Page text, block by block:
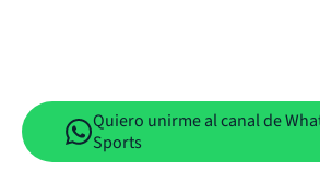
Quiero unirme al canal de
Sports